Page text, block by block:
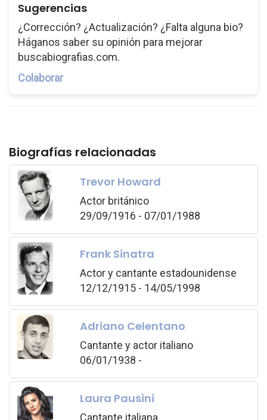
Sugerencias
¿Corrección? ¿Actualización? ¿Falta alguna bio?
Háganos saber su opinión para mejorar
buscabiografias.com.
Colaborar
Biografías relacionadas
Trevor Howard
Actor británico
29/09/1916 - 07/01/1988
Frank Sinatra
Actor y cantante estadounidense
12/12/1915 - 14/05/1998
Adriano Celentano
Cantante y actor italiano
06/01/1938 -
Laura Pausini
Cantante italiana